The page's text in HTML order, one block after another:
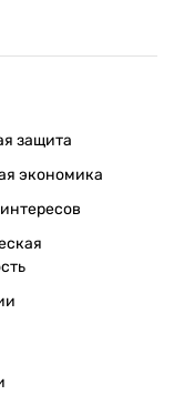
защита
экономика